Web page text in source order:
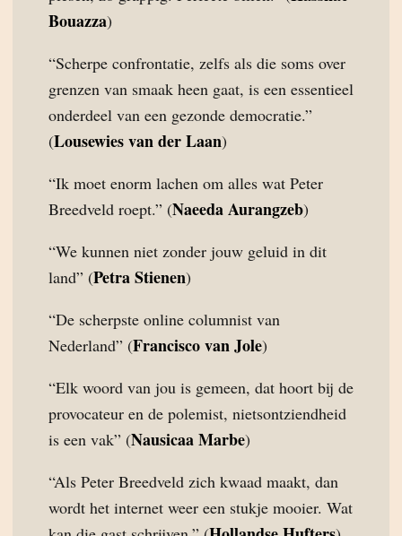
Bouazza)
“Scherpe confrontatie, zelfs als die soms over
grenzen van smaak heen gaat, is een essentieel
onderdeel van een gezonde democratie.”
(Lousewies van der Laan)
“Ik moet enorm lachen om alles wat Peter
Breedveld roept.” (Naeeda Aurangzeb)
“We kunnen niet zonder jouw geluid in dit
land” (Petra Stienen)
“De scherpste online columnist van
Nederland” (Francisco van Jole)
“Elk woord van jou is gemeen, dat hoort bij de
provocateur en de polemist, nietsontziendheid
is een vak” (Nausicaa Marbe)
“Als Peter Breedveld zich kwaad maakt, dan
wordt het internet weer een stukje mooier. Wat